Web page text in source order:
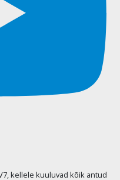
kellele kuuluvad kõik antud